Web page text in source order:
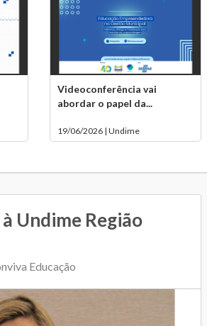
Videoconferência vai
abordar o papel da...
19/06/2026 | Undime
Undime Região
Educação